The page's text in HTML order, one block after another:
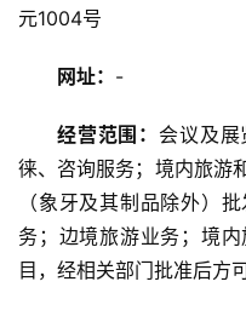
美
热
门
景
点
元1004号
网址： -
经营范围： 会议及
徕、咨询服务；境内旅游
（象牙及其制品除外）
务；边境旅游业务；境
目，经相关部门批准后方